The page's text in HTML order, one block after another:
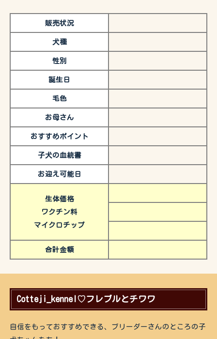
販売状況
犬種
性別
誕生日
毛色
お母さん
おすすめポイント
子犬の血統書
お迎え可能日
生体価格
ワクチン料
マイクロチップ
合計金額
Cotteji_kennel♡フレブルとチワワ
自信をもっておすすめできる、ブリーダーさんのところの子